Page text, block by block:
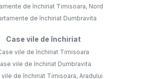
de închiriat Timisoara, Nord
de închiriat Dumbravita
Case vile de închiriat
vile de închiriat Timisoara
vile de închiriat Dumbravita
vile de închiriat Timisoara, Aradului